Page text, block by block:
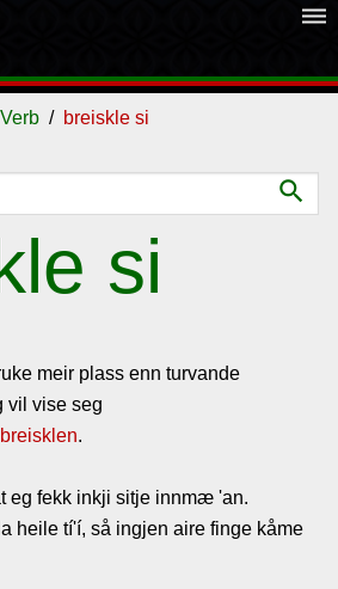
dehaze
Verb breiskle si
search
si
meir plass enn turvande
vil vise seg
breisklen.
eg fekk inkji sitje innmæ 'an.
heile tí'í, så ingjen aire finge kåme